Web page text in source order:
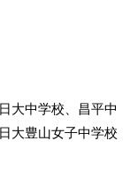
大中学校、昌平中
大豊山女子中学校